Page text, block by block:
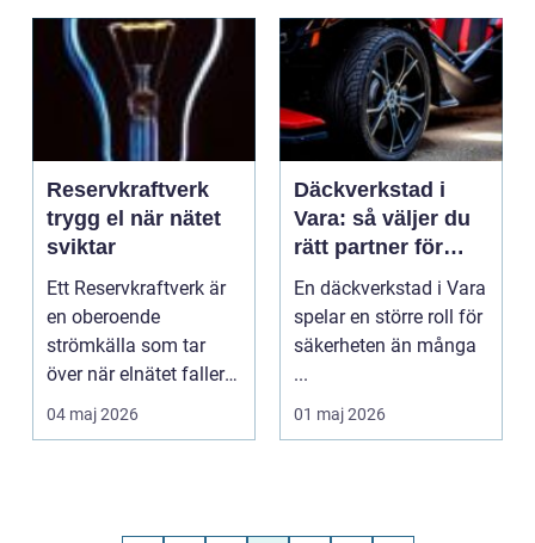
Reservkraftverk
trygg el när nätet
sviktar
Ett Reservkraftverk är
en oberoende
strömkälla som tar
över när elnätet faller
bort. I praktiken han...
04 maj 2026
Däckverkstad i
Vara: så väljer du
rätt partner för
säkra mil
En däckverkstad i Vara
spelar en större roll för
säkerheten än många
...
01 maj 2026